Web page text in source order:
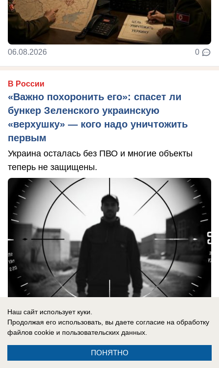
06.08.2026 0
В России
«Важно похоронить его»: спасет ли
бункер Зеленского украинскую
«верхушку» — кого надо уничтожить
первым
Украина осталась без ПВО и многие объекты
теперь не защищены.
06.08.2026
Наш сайт использует куки.
Продолжая его использовать, вы даете согласие на обработку
файлов cookie и пользовательских данных.
ПОНЯТНО